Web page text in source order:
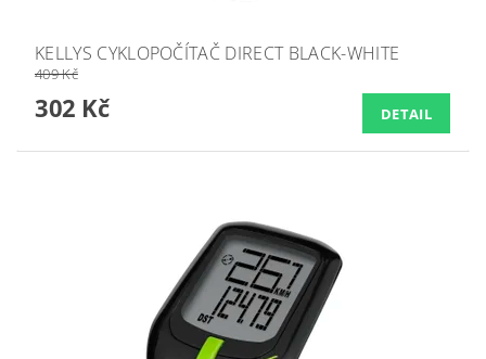
KELLYS CYKLOPOČÍTAČ DIRECT BLACK-WHITE
409 Kč
302 Kč DETAIL